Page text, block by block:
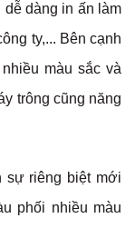
dàng in ấn làm
ty,... Bên cạnh
màu sắc và
trông cũng năng
sự riêng biệt mới
phối nhiều màu